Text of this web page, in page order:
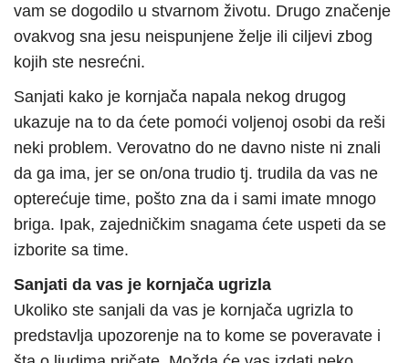
vam se dogodilo u stvarnom životu. Drugo značenje
ovakvog sna jesu neispunjene želje ili ciljevi zbog
kojih ste nesrećni.
Sanjati kako je kornjača napala nekog drugog
ukazuje na to da ćete pomoći voljenoj osobi da reši
neki problem. Verovatno do ne davno niste ni znali
da ga ima, jer se on/ona trudio tj. trudila da vas ne
opterećuje time, pošto zna da i sami imate mnogo
briga. Ipak, zajedničkim snagama ćete uspeti da se
izborite sa time.
Sanjati da vas je kornjača ugrizla
Ukoliko ste sanjali da vas je kornjača ugrizla to
predstavlja upozorenje na to kome se poveravate i